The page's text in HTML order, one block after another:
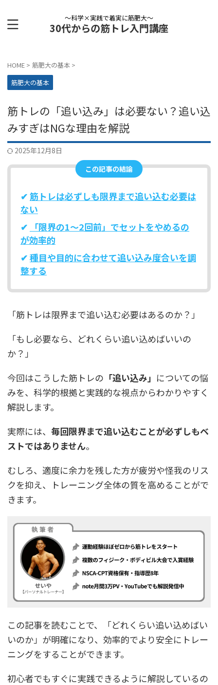
〜科学×実践で着実に筋肥大〜
30代からの筋トレ入門講座
HOME > 筋肥大の基本 >
筋肥大の基本
筋トレの「追い込み」は必要ない？追い込
みすぎはNGな理由を解説
2025年12月8日
この記事の結論
✔筋トレは必ずしも限界まで追い込む必要は
ない
✔
「限界の1〜2回前」でセットをやめるの
が効率的
✔種目や目的に合わせて追い込み度合いを調
整する
「筋トレは限界まで追い込む必要はあるのか？」
「もし必要なら、どれくらい追い込めばいいの
か？」
今回はこうした筋トレの 「追い込み」 についての悩
みを、科学的根拠と実践的な視点からわかりやすく
解説します。
実際には、 毎回限界まで追い込むことが必ずしもベ
ストではありません。
むしろ、適度に余力を残した方が疲労や怪我のリス
クを抑え、トレーニング全体の質を高めることがで
きます。
この記事を読むことで、「どれくらい追い込めばい
いのか」が明確になり、効率的でより安全にトレー
ニングをすることができます。
初心者でもすぐに実践できるように解説しているの